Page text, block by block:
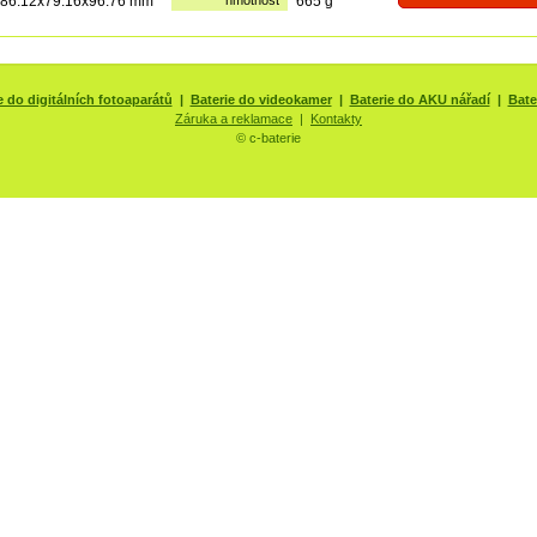
do digitálních fotoaparátů | Baterie do videokamer| Baterie do AKU nářadí|
Záruka a reklamace | Kontakty
© c-baterie